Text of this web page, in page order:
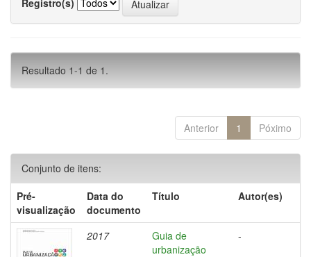
Resultado 1-1 de 1.
Anterior 1 Póximo
Conjunto de itens:
Pré-
visualização
Data do
documento
Título Autor(es)
2017
Guia de
urbanização
-